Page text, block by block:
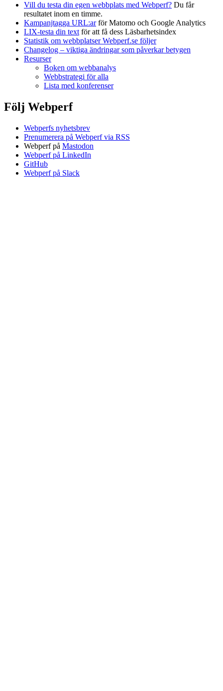
Vill du testa din egen webbplats med Webperf? Du får
resultatet inom en timme.
Kampanjtagga URL:arför Matomo och Google Analytics
LIX-testa din text för att få dess Läsbarhetsindex
Statistik om webbplatser Webperf.se följer
Changelog – viktiga ändringar som påverkar betygen
Resurser
Boken om webbanalys
Webbstrategi för alla
Lista med konferenser
Följ Webperf
Webperfs nyhetsbrev
Prenumerera på Webperf via RSS
Webperf på Mastodon
Webperf på LinkedIn
GitHub
Webperf på Slack